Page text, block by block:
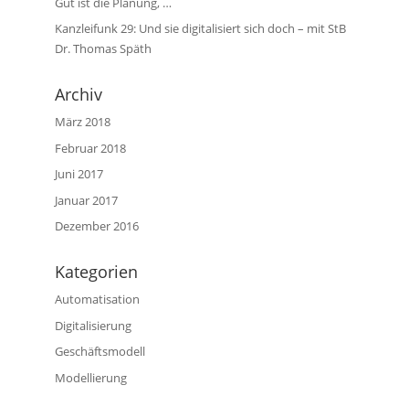
Kanzleifunk 29: Und sie digitalisiert sich doch – mit StB
Dr. Thomas Späth
Archiv
März 2018
Februar 2018
Juni 2017
Januar 2017
Dezember 2016
Kategorien
Automatisation
Digitalisierung
Geschäftsmodell
Modellierung